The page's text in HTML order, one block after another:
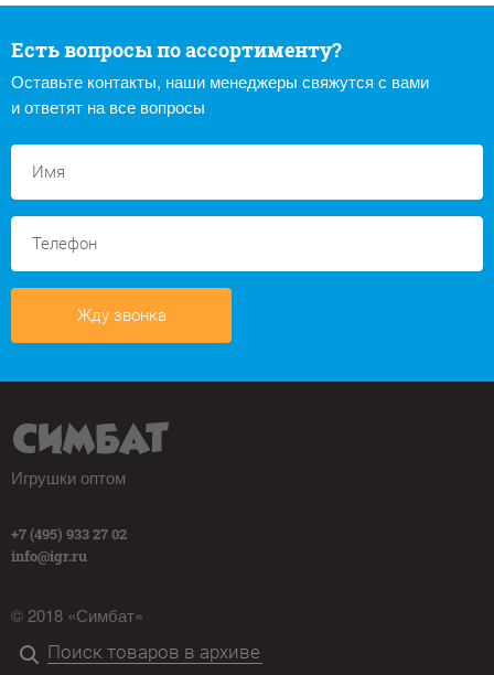
Есть вопросы по ассортименту?
Оставьте контакты, наши менеджеры свяжутся с вами
и ответят на все вопросы
Жду звонка
Игрушки оптом
+7 (495) 933 27 02
info@igr.ru
© 2018 «Симбат»